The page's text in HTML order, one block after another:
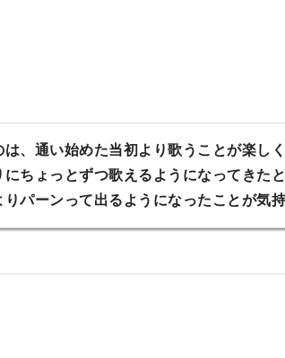
は、通い始めた当初より歌うことが楽し
にちょっとずつ歌えるようになってきた
りパーンって出るようになったことが気